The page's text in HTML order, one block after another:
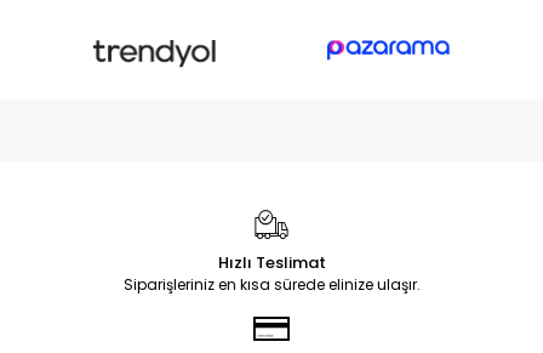
Hızlı Teslimat
Siparişleriniz en kısa sürede elinize ulaşır.